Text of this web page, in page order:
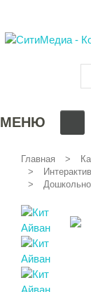
МЕНЮ
Главная